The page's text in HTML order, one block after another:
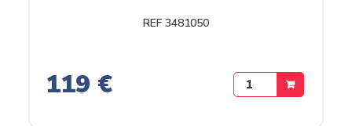
REF 3481050
119 €